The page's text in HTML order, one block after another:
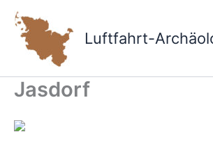
Inhalt
springen
Luftfahrt-
Jasdorf